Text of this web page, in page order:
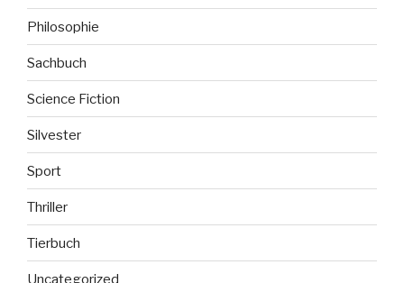
Philosophie
Sachbuch
Science Fiction
Silvester
Sport
Thriller
Tierbuch
Uncategorized